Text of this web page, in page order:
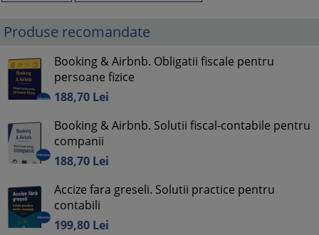
Produse recomandate
Booking & Airbnb. Obligatii fiscale pentru
persoane fizice
188,70 Lei
Booking & Airbnb. Solutii fiscal-contabile pentru
companii
188,70 Lei
Accize fara greseli. Solutii practice pentru
contabili
199,80 Lei